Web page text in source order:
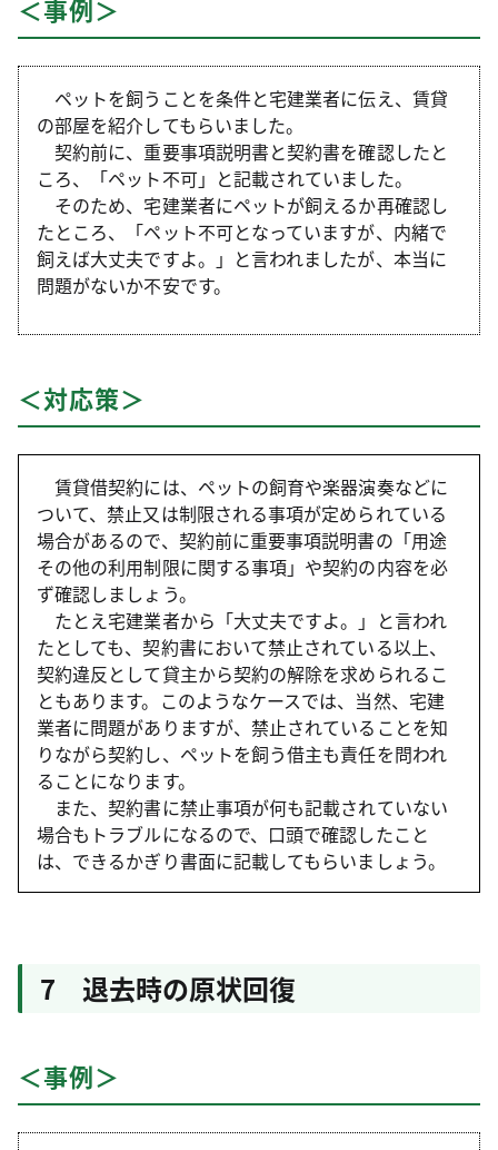
＜事例＞
ペットを飼うことを条件と宅建業者に伝え、賃貸
の部屋を紹介してもらいました。
契約前に、重要事項説明書と契約書を確認したと
ころ、「ペット不可」と記載されていました。
そのため、宅建業者にペットが飼えるか再確認し
たところ、「ペット不可となっていますが、内緒で
飼えば大丈夫ですよ。」と言われましたが、本当に
問題がないか不安です。
＜対応策＞
賃貸借契約には、ペットの飼育や楽器演奏などに
ついて、禁止又は制限される事項が定められている
場合があるので、契約前に重要事項説明書の「用途
その他の利用制限に関する事項」や契約の内容を必
ず確認しましょう。
たとえ宅建業者から「大丈夫ですよ。」と言われ
たとしても、契約書において禁止されている以上、
契約違反として貸主から契約の解除を求められるこ
ともあります。このようなケースでは、当然、宅建
業者に問題がありますが、禁止されていることを知
りながら契約し、ペットを飼う借主も責任を問われ
ることになります。
また、契約書に禁止事項が何も記載されていない
場合もトラブルになるので、口頭で確認したこと
は、できるかぎり書面に記載してもらいましょう。
7 退去時の原状回復
＜事例＞